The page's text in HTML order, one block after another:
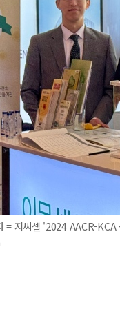
= 지씨셀 '2024 AACR-